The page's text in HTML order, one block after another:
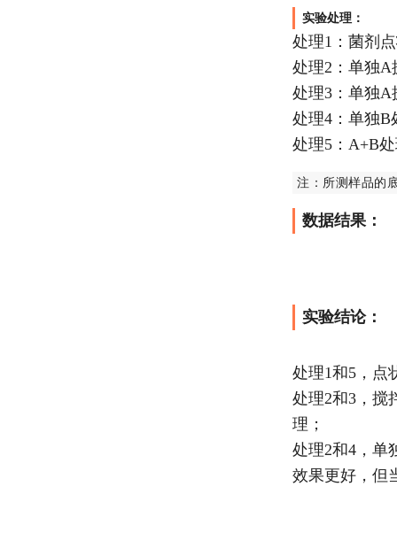
实验处理：
处理1：菌剂
处理2：单独A
处理3：单独A
处理4：单独B
处理5：A+B
注：所测样品的
数据结果：
实验结论：
处理1和5，点
处理2和3，搅
理；
处理2和4，单
效果更好，但